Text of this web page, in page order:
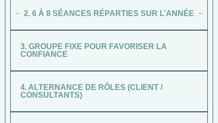
2. 6 À 8 SÉANCES RÉPARTIES SUR L’ANNÉE
3. GROUPE FIXE POUR FAVORISER LA
CONFIANCE
4. ALTERNANCE DE RÔLES (CLIENT /
CONSULTANTS)